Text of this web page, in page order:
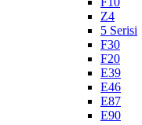
Z4
5 Serisi
F30
F20
E39
E46
E87
E90